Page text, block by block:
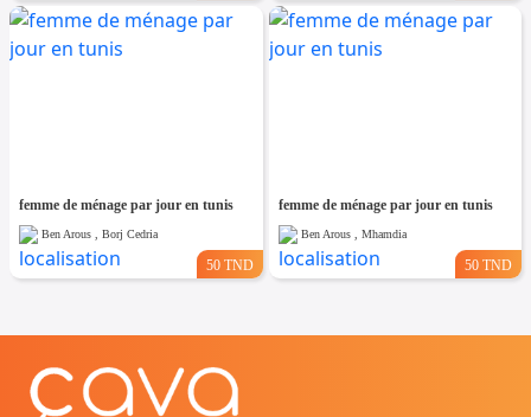
femme de ménage par jour en tunis
Ben Arous , Borj Cedria
50 TND
femme de ménage par jour en tunis
Ben Arous , Mhamdia
50 TND